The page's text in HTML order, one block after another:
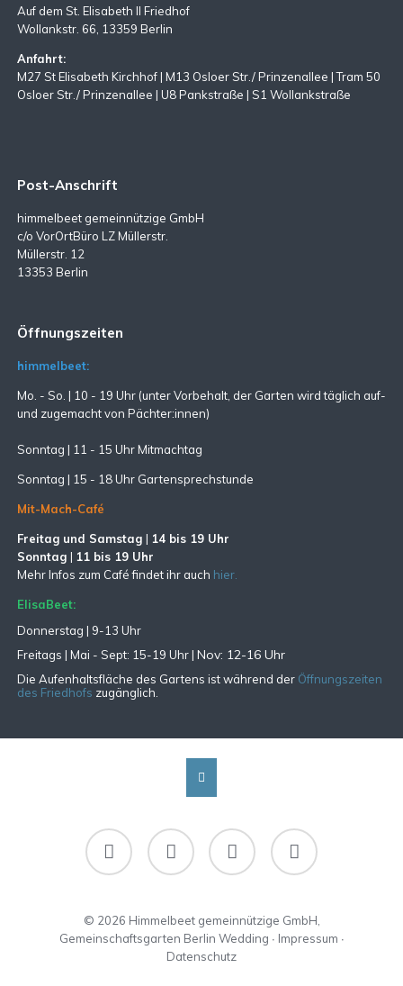
Auf dem St. Elisabeth II Friedhof
Wollankstr. 66, 13359 Berlin
Anfahrt:
M27 St Elisabeth Kirchhof | M13 Osloer Str./ Prinzenallee | Tram 50
Osloer Str./ Prinzenallee | U8 Pankstraße | S1 Wollankstraße
Post-Anschrift
himmelbeet gemeinnützige GmbH
c/o VorOrtBüro LZ Müllerstr.
Müllerstr. 12
13353 Berlin
Öffnungszeiten
himmelbeet:
Mo. - So. | 10 - 19 Uhr (unter Vorbehalt, der Garten wird täglich auf-
und zugemachtvon Pächter:innen)
Sonntag | 11 - 15 Uhr Mitmachtag
Sonntag | 15 - 18 Uhr Gartensprechstunde
Mit-Mach-Café
Freitag und Samstag | 14 bis 19 Uhr
Sonntag | 11 bis 19 Uhr
Mehr Infos zum Café findet ihr auch hier.
ElisaBeet:
Donnerstag | 9-13 Uhr
Freitags | Mai - Sept: 15-19 Uhr | Nov: 12-16 Uhr
Die Aufenhaltsfläche des Gartens ist während derÖffnungszeiten
des Friedhofs zugänglich.
© 2026 Himmelbeet gemeinnützige GmbH,
Gemeinschaftsgarten Berlin Wedding ∙ Impressum ∙
Datenschutz